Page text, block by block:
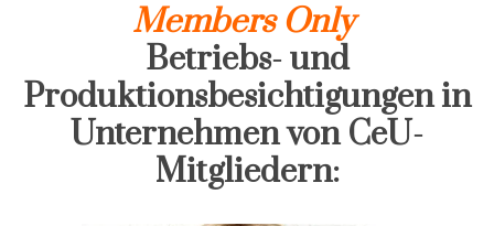
Members Only
Betriebs- und
Produktionsbesichtigungen in
Unternehmen von CeU-
Mitgliedern: